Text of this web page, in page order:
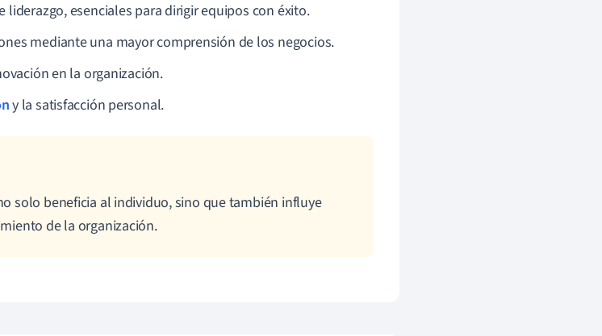
liderazgo, esenciales para dirigir equipos con éxito.
mediante una mayor comprensión de los negocios.
en la organización.
y la satisfacción personal.
solo beneficia al individuo, sino que también influye
de la organización.